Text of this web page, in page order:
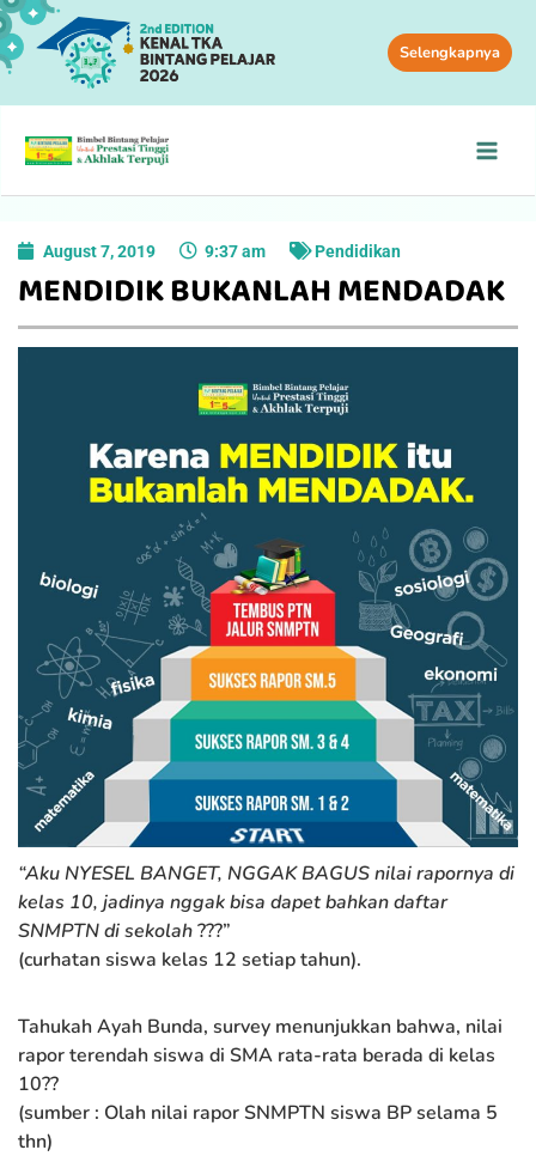
Selengkapnya
August 7, 2019 9:37 am Pendidikan
MENDIDIK BUKANLAH MENDADAK
“Aku NYESEL BANGET, NGGAK BAGUS nilai rapornya di
kelas 10, jadinya nggak bisa dapet bahkan daftar
SNMPTN di sekolah???”
(curhatan siswa kelas 12 setiap tahun).
Tahukah Ayah Bunda, survey menunjukkan bahwa, nilai
rapor terendah siswa di SMA rata-rata berada di kelas
10??
(sumber : Olah nilai rapor SNMPTN siswa BP selama 5
thn)